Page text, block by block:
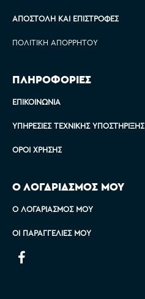
ΑΠΟΣΤΟΛΉ ΚΑΙ ΕΠΙΣΤΡΟΦΈΣ
ΠΟΛΙΤΙΚΉ ΑΠΟΡΡΉΤΟΥ
ΠΛΗΡΟΦΟΡΙΕΣ
ΕΠΙΚΟΙΝΩΝΊΑ
ΥΠΗΡΕΣΊΕΣ ΤΕΧΝΙΚΉΣ ΥΠΟΣΤΉΡΙΞΗΣ
ΌΡΟΙ ΧΡΉΣΗΣ
Ο ΛΟΓΑΡΙΑΣΜΟΣ ΜΟΥ
Ο ΛΟΓΑΡΙΑΣΜΌΣ ΜΟΥ
ΟΙ ΠΑΡΑΓΓΕΛΊΕΣ ΜΟΥ